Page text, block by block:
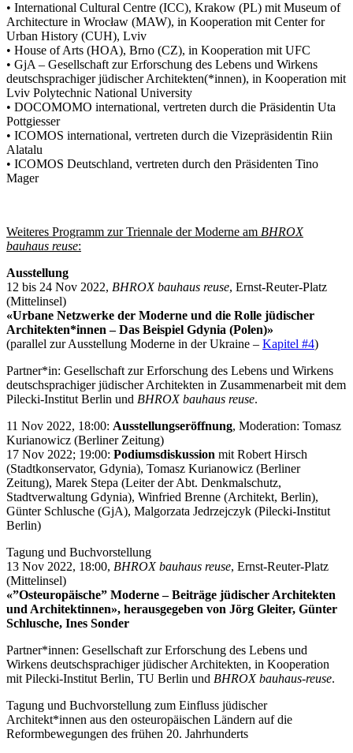
• International Cultural Centre (ICC), Krakow (PL) mit Museum of
Architecture in Wrocław (MAW), in Kooperation mit Center for
Urban History (CUH), Lviv
• House of Arts (HOA), Brno (CZ), in Kooperation mit UFC
• GjA – Gesellschaft zur Erforschung des Lebens und Wirkens
deutschsprachiger jüdischer Architekten(*innen), in Kooperation mit
Lviv Polytechnic National University
• DOCOMOMO international, vertreten durch die Präsidentin Uta
Pottgiesser
• ICOMOS international, vertreten durch die Vizepräsidentin Riin
Alatalu
• ICOMOS Deutschland, vertreten durch den Präsidenten Tino
Mager
Weiteres Programm zur Triennale der Moderne am BHROX
bauhaus reuse:
Ausstellung
12 bis 24 Nov 2022, BHROX bauhaus reuse, Ernst-Reuter-Platz
(Mittelinsel)
«Urbane Netzwerke der Moderne und die Rolle jüdischer
Architekten*innen – Das Beispiel Gdynia (Polen)»
(parallel zur Ausstellung Moderne in der Ukraine – Kapitel #4)
Partner*in: Gesellschaft zur Erforschung des Lebens und Wirkens
deutschsprachiger jüdischer Architekten in Zusammenarbeit mit dem
Pilecki-Institut Berlin und BHROX bauhaus reuse.
11 Nov 2022, 18:00: Ausstellungseröffnung, Moderation: Tomasz
Kurianowicz (Berliner Zeitung)
17 Nov 2022; 19:00: Podiumsdiskussion mit Robert Hirsch
(Stadtkonservator, Gdynia), Tomasz Kurianowicz (Berliner
Zeitung), Marek Stepa (Leiter der Abt. Denkmalschutz,
Stadtverwaltung Gdynia), Winfried Brenne (Architekt, Berlin),
Günter Schlusche (GjA), Malgorzata Jedrzejczyk (Pilecki-Institut
Berlin)
Tagung und Buchvorstellung
13 Nov 2022, 18:00, BHROX bauhaus reuse, Ernst-Reuter-Platz
(Mittelinsel)
«”Osteuropäische” Moderne – Beiträge jüdischer Architekten
und Architektinnen», herausgegeben von Jörg Gleiter, Günter
Schlusche, Ines Sonder
Partner*innen: Gesellschaft zur Erforschung des Lebens und
Wirkens deutschsprachiger jüdischer Architekten, in Kooperation
mit Pilecki-Institut Berlin, TU Berlin und BHROX bauhaus-reuse.
Tagung und Buchvorstellung zum Einfluss jüdischer
Architekt*innen aus den osteuropäischen Ländern auf die
Reformbewegungen des frühen 20. Jahrhunderts